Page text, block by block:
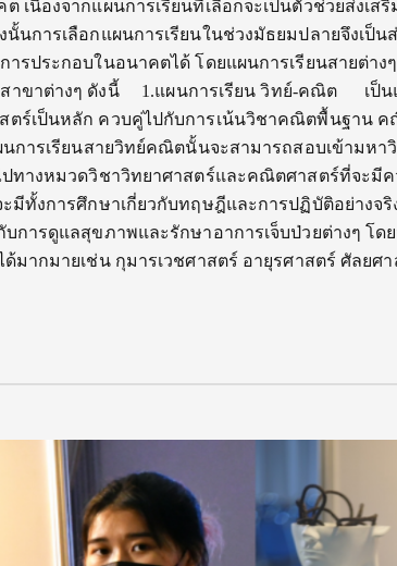
เนื่องจากแผนการเรียนที่เลือกจะเป็นตัวช่วยส่งเสริ
นการเลือกแผนการเรียนในช่วงมัธยมปลายจึงเป็
ารประกอบในอนาคตได้ โดยแผนการเรียนสายต่าง
าขาต่างๆ ดังนี้ 1.แผนการเรียน วิทย์-คณิต เป็นแ
ร์เป็นหลัก ควบคู่ไปกับการเน้นวิชาคณิตพื้นฐาน ค
นการเรียนสายวิทย์คณิตนั้นจะสามารถสอบเข้ามห
ปทางหมวดวิชาวิทยาศาสตร์และคณิตศาสตร์ที่จะมีค
มีทั้งการศึกษาเกี่ยวกับทฤษฎีและการปฏิบัติอย่างจริ
การดูแลสุขภาพและรักษาอาการเจ็บป่วยต่างๆ โด
ด้มากมายเช่น กุมารเวชศาสตร์ อายุรศาสตร์ ศัลยศ